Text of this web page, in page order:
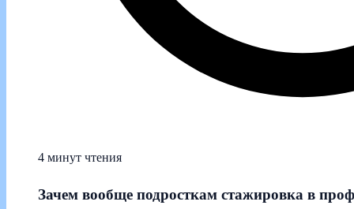
4 минут чтения
Зачем вообще подросткам стажировка в